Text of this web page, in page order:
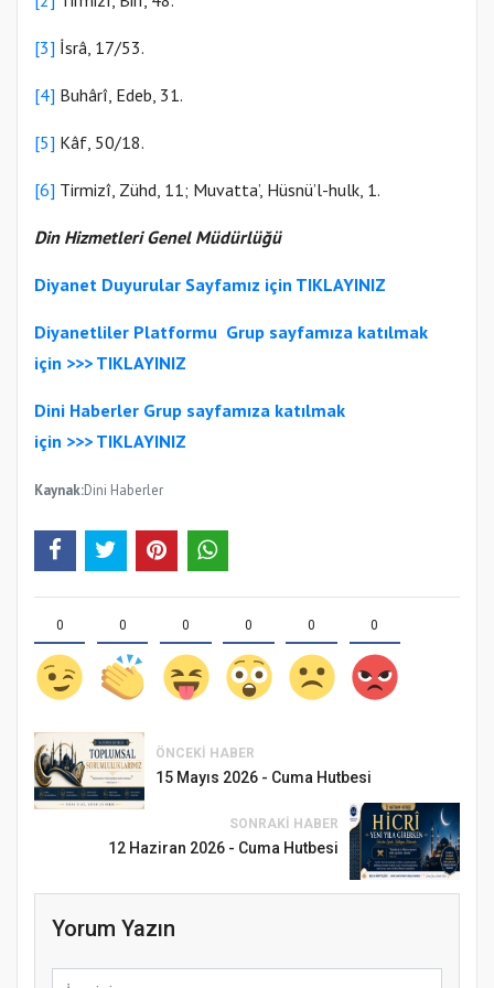
[3] İsrâ, 17/53.
[4] Buhârî, Edeb, 31.
[5] Kâf, 50/18.
[6] Tirmizî, Zühd, 11; Muvatta’, Hüsnü’l-hulk, 1.
Din Hizmetleri Genel Müdürlüğü
Diyanet Duyurular Sayfamız için TIKLAYINIZ
Diyanetliler Platformu Grup sayfamıza katılmak
için >>> TIKLAYINIZ
Dini Haberler Grup sayfamıza katılmak
için >>> TIKLAYINIZ
Kaynak:Dini Haberler
0 0 0 0 0 0
ÖNCEKI HABER
15 Mayıs 2026 - Cuma Hutbesi
SONRAKI HABER
12 Haziran 2026 - Cuma Hutbesi
Yorum Yazın
Samsun Atakum’da Ayasofya Camii